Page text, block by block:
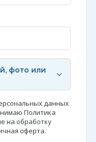
фото или
данных
Политика
на обработку
оферта.